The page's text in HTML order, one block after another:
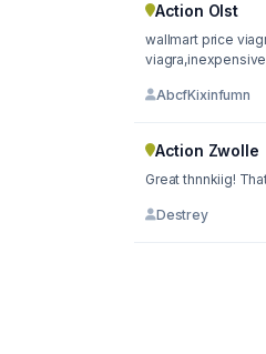
Action Olst
wallmart price
AbcfKixinfumn
Action Zwolle
Great thnnkiig!
Destrey